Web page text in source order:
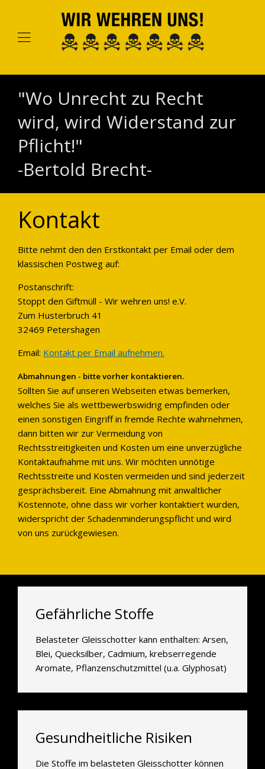
"Wo Unrecht zu Recht
wird, wird Widerstand zur
Pflicht!"
-Bertold Brecht-
Kontakt
Bitte nehmt den den Erstkontakt per Email oder dem
klassischen Postweg auf:
Postanschrift:
Stoppt den Giftmüll - Wir wehren uns! e.V.
Zum Husterbruch 41
32469 Petershagen
Email: Kontakt per Email aufnehmen.
Abmahnungen - bitte vorher kontaktieren.
Sollten Sie auf unseren Webseiten etwas bemerken,
welches Sie als wettbewerbswidrig empfinden oder
einen sonstigen Eingriff in fremde Rechte wahrnehmen,
dann bitten wir zur Vermeidung von
Rechtsstreitigkeiten und Kosten um eine unverzügliche
Kontaktaufnahme mit uns. Wir möchten unnötige
Rechtsstreite und Kosten vermeiden und sind jederzeit
gesprächsbereit. Eine Abmahnung mit anwaltlicher
Kostennote, ohne dass wir vorher kontaktiert wurden,
widerspricht der Schadenminderungspflicht und wird
von uns zurückgewiesen.
Gefährliche Stoffe
Belasteter Gleisschotter kann enthalten: Arsen,
Blei, Quecksilber, Cadmium, krebserregende
Aromate, Pflanzenschutzmittel (u.a. Glyphosat)
Gesundheitliche Risiken
Die Stoffe im belasteten Gleisschotter können